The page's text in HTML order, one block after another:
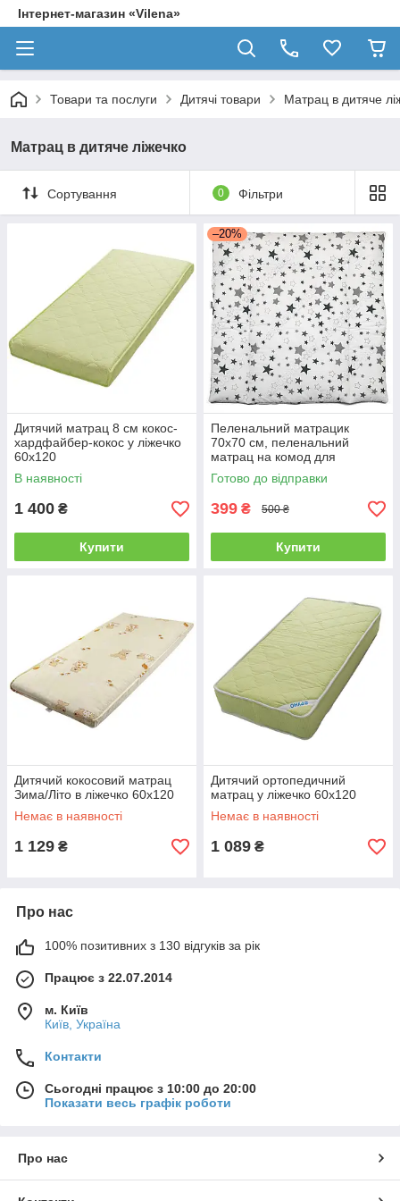
Інтернет-магазин «Vilena»
Товари та послуги Дитячі товари Матрац в дитяче
Матрац в дитяче ліжечко
Сортування 0 Фільтри
Дитячий матрац 8 см кокос-
хардфайбер-кокос у ліжечко
60х120
В наявності
1 400 ₴
Купити
–20%
Пеленальний матрацик
70х70 см, пеленальний
матрац на комод для
пеленального столика
Готово до відправки
399 ₴ 500 ₴
Купити
Дитячий кокосовий матрац
Зима/Літо в ліжечко 60х120
Немає в наявності
1 129 ₴
Дитячий ортопедичний
матрац у ліжечко 60х120
Немає в наявності
1 089 ₴
Про нас
100% позитивних з 130 відгуків за рік
Працює з 22.07.2014
м. Київ
Київ, Україна
Контакти
Сьогодні працює з 10:00 до 20:00
Показати весь графік роботи
Про нас